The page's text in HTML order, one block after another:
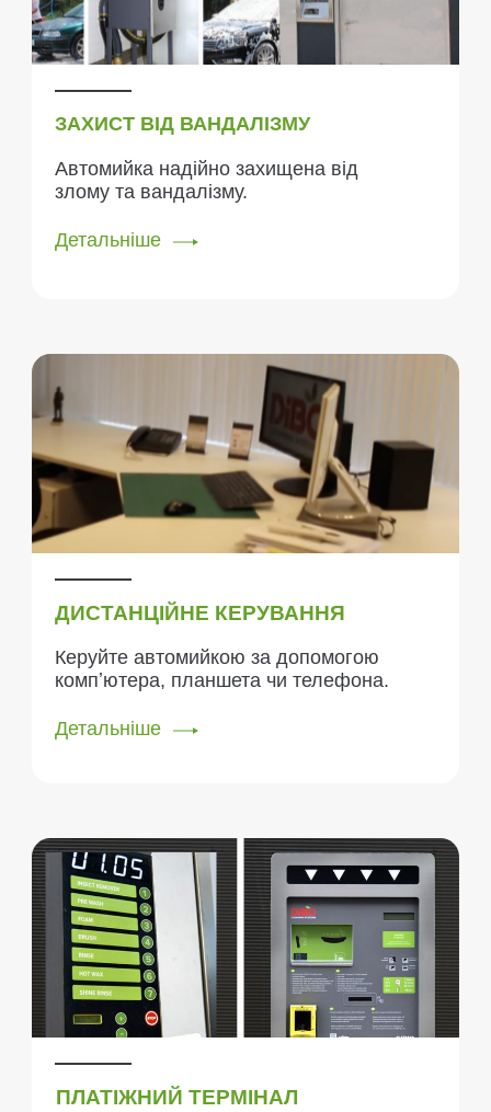
ДИСТАНЦІЙНЕ КЕРУВАННЯ
Керуйте автомийкою за допомогою
компʼютера, планшета чи телефона.
Детальніше
ПЛАТІЖНИЙ ТЕРМІНАЛ
ЗАХИСТ ВІД ВАНДАЛІЗМУ
Автомийка надійно захищена від
злому та вандалізму.
Детальніше